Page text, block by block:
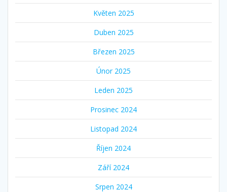
Květen 2025
Duben 2025
Březen 2025
Únor 2025
Leden 2025
Prosinec 2024
Listopad 2024
Říjen 2024
Září 2024
Srpen 2024